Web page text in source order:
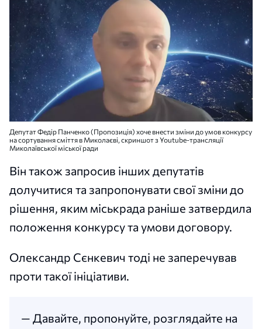
Депутат Федір Панченко (Пропозиція) хоче внести зміни до умов конкурсу
на сортування сміття в Миколаєві, скриншот з Youtube-трансляції
Миколаївської міської ради
Він також запросив інших депутатів
долучитися та запропонувати свої зміни до
рішення, яким міськрада раніше затвердила
положення конкурсу та умови договору.
Олександр Сєнкевич тоді не заперечував
проти такої ініціативи.
— Давайте, пропонуйте, розглядайте на